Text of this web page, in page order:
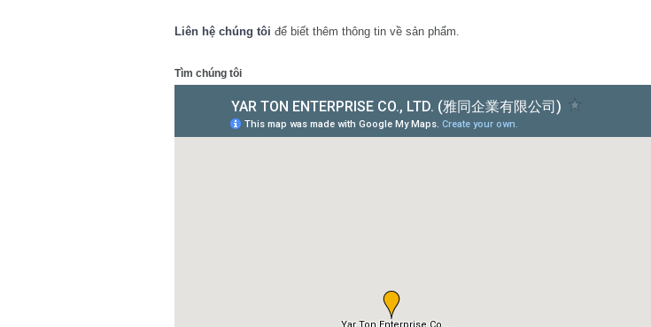
Liên hệ chúng tôi để biết thêm thông tin về sản phẩm.
Tìm chúng tôi